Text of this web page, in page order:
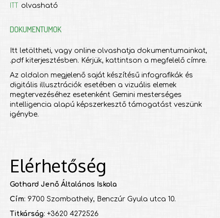
ITT olvasható
DOKUMENTUMOK
Itt letöltheti, vagy online olvashatja dokumentumainkat,
.pdf kiterjesztésben. Kérjük, kattintson a megfelelő címre.
Az oldalon megjelenő saját készítésű infografikák és
digitális illusztrációk esetében a vizuális elemek
megtervezéséhez esetenként Gemini mesterséges
intelligencia alapú képszerkesztő támogatást veszünk
igénybe.
Elérhetőség
Gothard Jenő Általános Iskola
Cím: 9700 Szombathely, Benczúr Gyula utca 10.
Titkárság: +3620 4272526